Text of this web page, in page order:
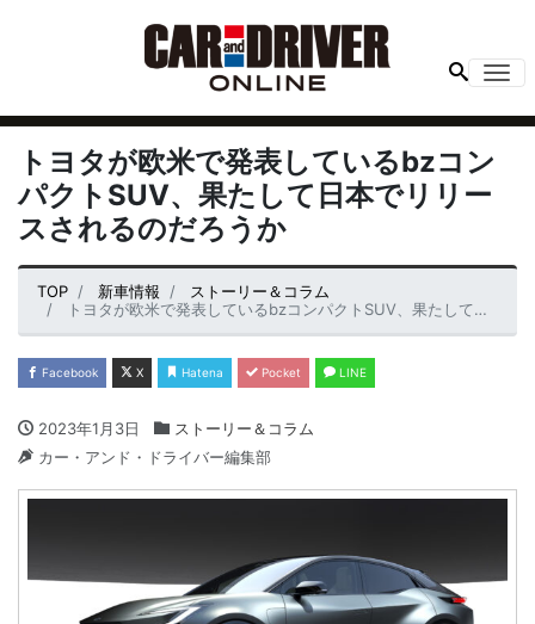
トヨタが欧米で発表しているbzコン
パクトSUV、果たして日本でリリー
スされるのだろうか
TOP 新車情報
ストーリー＆コラム
トヨタが欧米で発表しているbzコンパクトSUV、果たして日本でリリースされるのだろうか
Facebook X Hatena Pocket LINE
2023年1月3日
ストーリー＆コラム
カー・アンド・ドライバー編集部